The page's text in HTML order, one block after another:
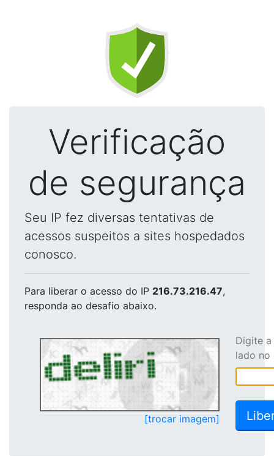
Verificação
de segurança
Seu IP fez diversas tentativas de
acessos suspeitos a sites hospedados
conosco.
Para liberar o acesso do IP 216.73.216.47,
responda ao desafio abaixo.
[trocar imagem]
Digite
lado no